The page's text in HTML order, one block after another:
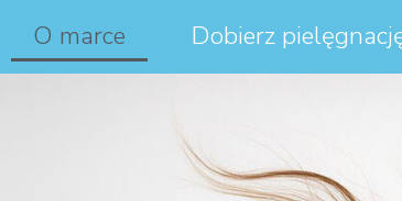
O marce Dobierz